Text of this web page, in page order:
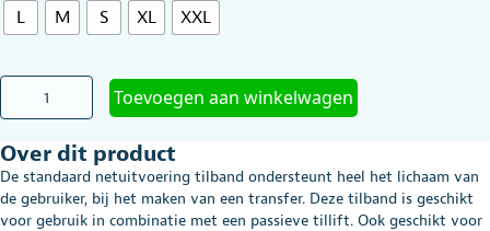
L M S XL XXL
Tilband
standaard
JoyinCare
aantal
Toevoegen aan winkelwagen
Over dit product
De standaard netuitvoering tilband ondersteunt heel het lichaam van
de gebruiker, bij het maken van een transfer. Deze tilband is geschikt
voor gebruik in combinatie met een passieve tillift. Ook geschikt voor